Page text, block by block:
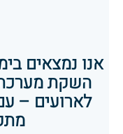
אנו נמצאים
השקת
לארועים –